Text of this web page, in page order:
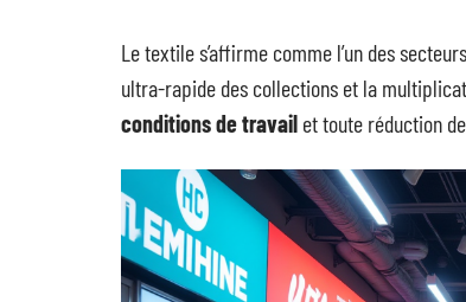
Le textile s’affirme comme l’un des
ultra-rapide des collections et la
conditions de travail et toute réduction de